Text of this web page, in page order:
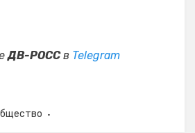
ДВ-РОССв Telegram